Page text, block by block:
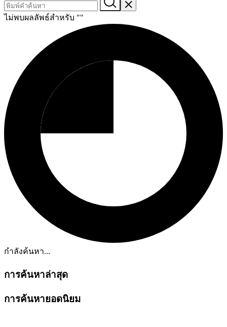
ไม่พบผลลัพธ์สำหรับ ""
กำลังค้นหา...
การค้นหาล่าสุด
การค้นหายอดนิยม